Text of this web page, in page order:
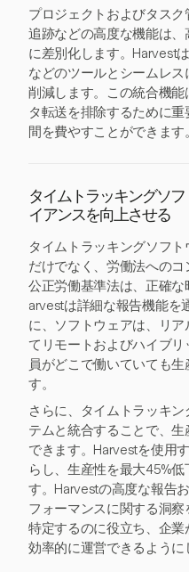
プロジェクトおよびタス
追跡などの高度な機能は
に差別化します。Harvest
などのツールとシームレ
削減します。この統合機
タ転送を排除するために
間を費やすことができます。
タイムトラッキングソ
イアンスを向上させる
タイムトラッキングソフ
だけでなく、労働法へのコ
公正労働基準法は、正確
arvestは詳細な報告機能を
に、ソフトウェアは、リ
てリモートおよびハイブ
員がどこで働いていても
す。
さらに、タイムトラッキ
テムと統合することで、
できます。Harvestを使用
らし、生産性を最大45%
す。Harvestの高度な報告
フォーマンスに関する洞
特定するのに役立ち、企業
効率的に運営できるように